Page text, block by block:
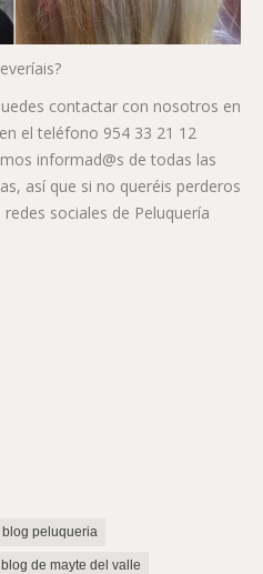
contactar con nosotros en
el teléfono 954 33 21 12
informad@s de todas las
así que si no queréis perderos
sociales de Peluquería
blog peluqueria
de mayte del valle